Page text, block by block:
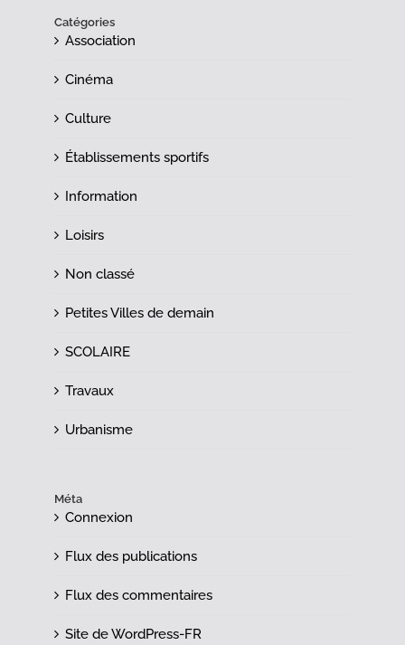
Catégories
Association
Cinéma
Culture
Établissements sportifs
Information
Loisirs
Non classé
Petites Villes de demain
SCOLAIRE
Travaux
Urbanisme
Méta
Connexion
Flux des publications
Flux des commentaires
Site de WordPress-FR